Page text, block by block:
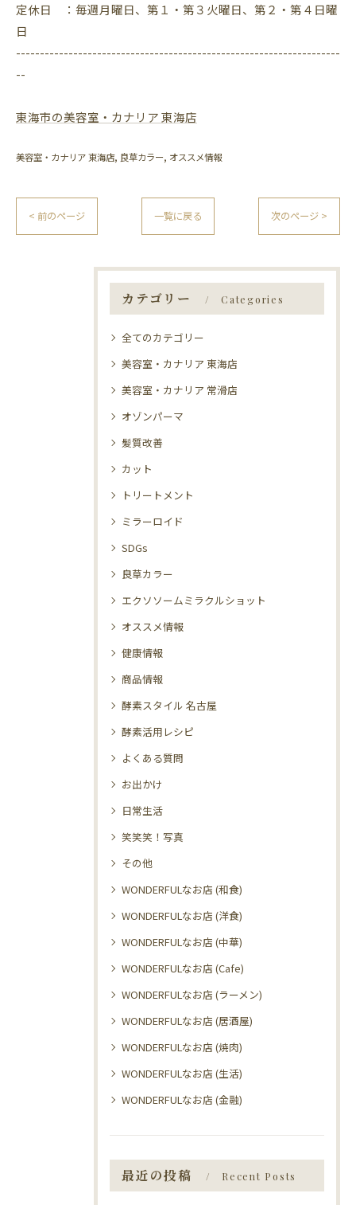
定休日 ：毎週月曜日、第１・第３火曜日、第２・第４日曜
日
--------------------------------------------------------------------
--
東海市の美容室・カナリア 東海店
美容室・カナリア 東海店 良草カラー オススメ情報
< 前のページ 一覧に戻る 次のページ >
カテゴリー Categories
全てのカテゴリー
美容室・カナリア 東海店
美容室・カナリア 常滑店
オゾンパーマ
髪質改善
カット
トリートメント
ミラーロイド
SDGs
良草カラー
エクソソームミラクルショット
オススメ情報
健康情報
商品情報
酵素スタイル 名古屋
酵素活用レシピ
よくある質問
お出かけ
日常生活
笑笑笑！写真
その他
WONDERFULなお店 (和食)
WONDERFULなお店 (洋食)
WONDERFULなお店 (中華)
WONDERFULなお店 (Cafe)
WONDERFULなお店 (ラーメン)
WONDERFULなお店 (居酒屋)
WONDERFULなお店 (焼肉)
WONDERFULなお店 (生活)
WONDERFULなお店 (金融)
最近の投稿 Recent Posts